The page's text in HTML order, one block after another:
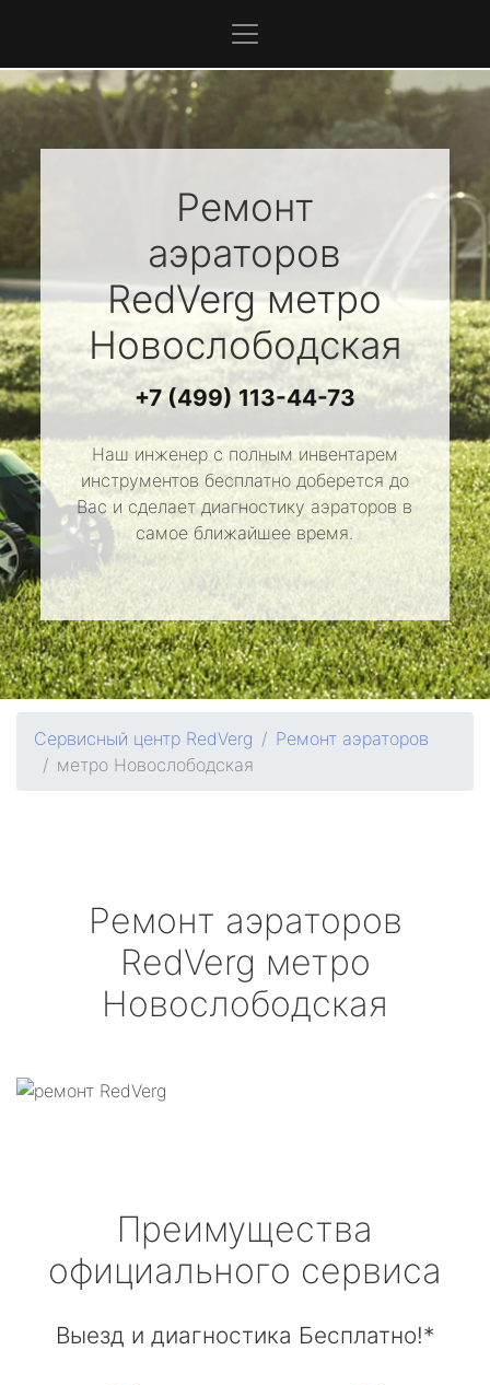
Ремонт
аэраторов
RedVergметро
Новослободская
+7 (499) 113-44-73
Наш инженер с полным инвентарем
инструментов бесплатно доберется до
Вас и сделает диагностику аэраторов в
самое ближайшее время.
Сервисный центр RedVerg
Ремонт аэраторов
метро Новослободская
Ремонт аэраторов
RedVerg метро
Новослободская
Преимущества
официального сервиса
Выезд и диагностика Бесплатно!*